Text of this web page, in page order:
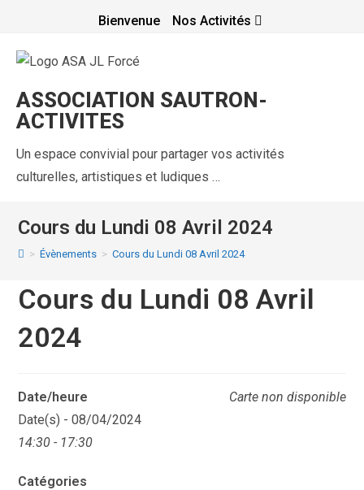
Bienvenue Nos Activités
ASSOCIATION SAUTRON-
ACTIVITES
Un espace convivial pour partager vos activités
culturelles, artistiques et ludiques …
Cours du Lundi 08 Avril 2024
> Évènements > Cours du Lundi 08 Avril 2024
Cours du Lundi 08 Avril
2024
Carte non disponible
Date/heure
Date(s) - 08/04/2024
14:30 - 17:30
Catégories